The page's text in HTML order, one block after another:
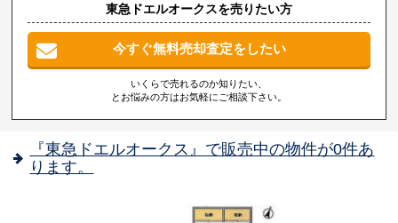
東急ドエルオークスを売りたい方
今すぐ無料売却査定をしたい
いくらで売れるのか知りたい、
とお悩みの方はお気軽にご相談下さい。
『東急ドエルオークス』で販売中の物件が0件あ
ります。